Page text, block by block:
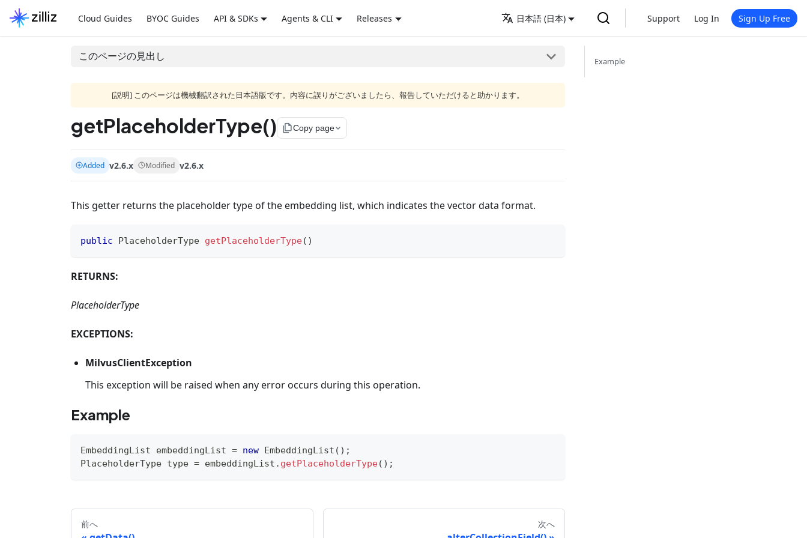
Cloud Guides BYOC Guides API & SDKs Agents & CLI Releases 日本語 (日本) Support Log In Sign Up Free
このページの見出し
[説明] このページは機械翻訳された日本語版です。内容に誤りがございましたら、報告していただけると助かります。
getPlaceholderType() file_copyCopy page
Added v2.6.x Modified v2.6.x
This getter returns the placeholder type of the embedding list, which indicates the vector data format.
public PlaceholderType getPlaceholderType( )
RETURNS:
PlaceholderType
EXCEPTIONS:
MilvusClientException
This exception will be raised when any error occurs during this operation.
Example
EmbeddingList embeddingList = new EmbeddingList ( ) ;
PlaceholderType type = embeddingList . getPlaceholderType( ) ;
前へ 次へ
Example